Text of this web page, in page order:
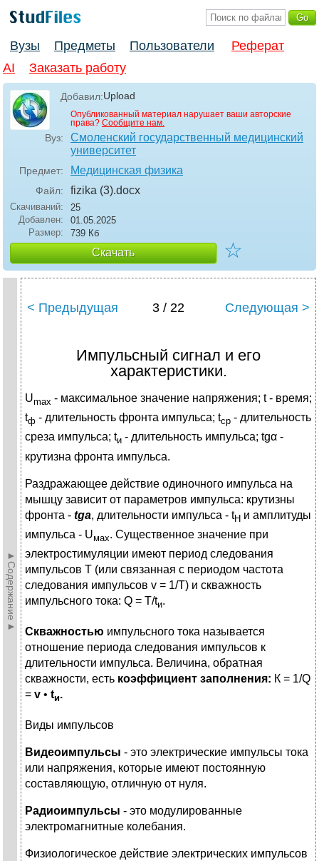
Вузы Предметы Пользователи
Реферат
AI
Заказать работу
Добавил:Upload
Опубликованный материал нарушает ваши авторские
права? Сообщите нам.
Вуз:
Смоленский государственный медицинский
университет
Предмет: Медицинская физика
Файл: fizika (3).docx
Скачиваний:
25
Добавлен:
01.05.2025
Размер:
739 Кб
Скачать ☆
►Содержание►
< Предыдущая 3 / 22 Следующая >
Импульсный сигнал и его
характеристики.
Umax - максимальное значение напряжения; t - время;
tф - длительность фронта импульса; tcp - длительность
среза импульса; tи - длительность импуль­са; tgα -
крутизна фронта импульса.
Раздражающее действие одиночного импульса на
мышцу зависит от пара­метров импульса: крутизны
фронта - tga, длительности импульса - tH и ампли­туды
импульса - Uмах. Существенное значение при
электростимуляции имеют период следования
импульсов Т (или связанная с периодом частота
следования импульсов v = 1/Т) и скважность
импульсного тока: Q = T/tи.
Скважностью импульсного тока называется
отношение периода сле­дования импульсов к
длительности импульса. Величина, обратная
скважности, есть коэффициент заполнения: К = 1/Q
= v • tи.
Виды импульсов
Видеоимпульсы - это электрические импульсы тока
или напряжения, ко­торые имеют постоянную
составляющую, отличную от нуля.
Радиоимпульсы - это модулированные
электромагнитные колебания.
Физиологическое действие электрических импульсов